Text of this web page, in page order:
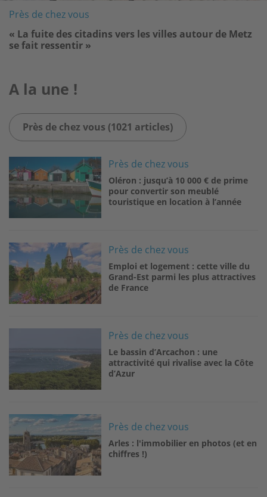
Près de chez vous
« La fuite des citadins vers les villes autour de Metz
se fait ressentir »
A la une !
Près de chez vous (1021 articles)
Près de chez vous
Oléron : jusqu’à 10 000 € de prime
pour convertir son meublé
touristique en location à l’année
Image Près de chez vous
Emploi et logement : cette ville du
Grand-Est parmi les plus attractives
de France
Près de chez vous
Le bassin d’Arcachon : une
attractivité qui rivalise avec la Côte
d’Azur
Image
Près de chez vous
Arles : l'immobilier en photos (et en
chiffres !)